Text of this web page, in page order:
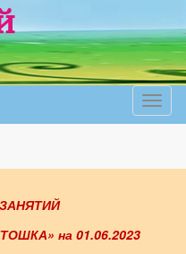
на 01.06.2023